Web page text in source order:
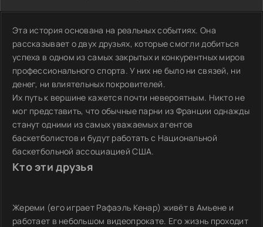
Эта история основана на реальных событиях. Она
рассказывает о двух друзьях, которые смогли добиться
успеха в одном из самых закрытых и конкурентных миров
профессионального спорта. У них не было ни связей, ни
денег, ни влиятельных покровителей.
Их путь к вершине кажется почти невероятным. Никто не
мог представить, что обычные парни из Франции однажды
станут одними из самых уважаемых агентов
баскетболистов и будут работать с Национальной
баскетбольной ассоциацией США.
Кто эти друзья
Жереми (его играет Рафаэль Кенар) живёт в Амьене и
работает в небольшом видеопрокате. Его жизнь проходит